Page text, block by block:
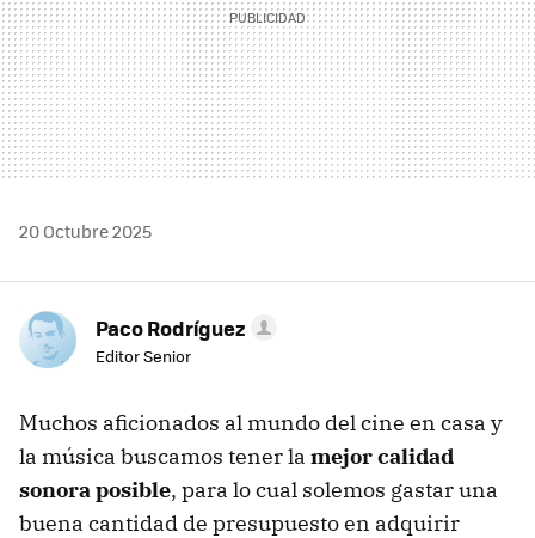
20 Octubre 2025
Paco Rodríguez
Editor Senior
Muchos aficionados al mundo del cine en casa y
la música buscamos tener la mejor calidad
sonora posible, para lo cual solemos gastar una
buena cantidad de presupuesto en adquirir